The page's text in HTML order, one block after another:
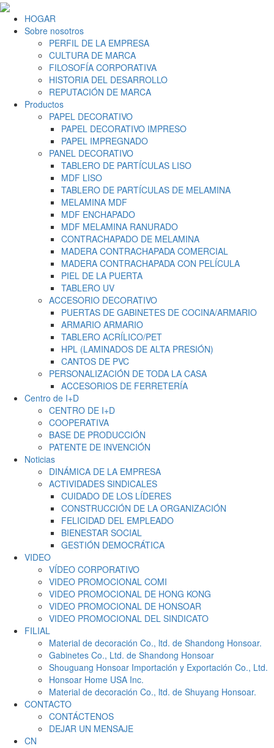
HOGAR
Sobre nosotros
PERFIL DE LA EMPRESA
CULTURA DE MARCA
FILOSOFÍA CORPORATIVA
HISTORIA DEL DESARROLLO
REPUTACIÓN DE MARCA
Productos
PAPEL DECORATIVO
PAPEL DECORATIVO IMPRESO
PAPEL IMPREGNADO
PANEL DECORATIVO
TABLERO DE PARTÍCULAS LISO
MDF LISO
TABLERO DE PARTÍCULAS DE MELAMINA
MELAMINA MDF
MDF ENCHAPADO
MDF MELAMINA RANURADO
CONTRACHAPADO DE MELAMINA
MADERA CONTRACHAPADA COMERCIAL
MADERA CONTRACHAPADA CON PELÍCULA
PIEL DE LA PUERTA
TABLERO UV
ACCESORIO DECORATIVO
PUERTAS DE GABINETES DE COCINA/ARMARIO
ARMARIO ARMARIO
TABLERO ACRÍLICO/PET
HPL (LAMINADOS DE ALTA PRESIÓN)
CANTOS DE PVC
PERSONALIZACIÓN DE TODA LA CASA
ACCESORIOS DE FERRETERÍA
Centro de I+D
CENTRO DE I+D
COOPERATIVA
BASE DE PRODUCCIÓN
PATENTE DE INVENCIÓN
Noticias
DINÁMICA DE LA EMPRESA
ACTIVIDADES SINDICALES
CUIDADO DE LOS LÍDERES
CONSTRUCCIÓN DE LA ORGANIZACIÓN
FELICIDAD DEL EMPLEADO
BIENESTAR SOCIAL
GESTIÓN DEMOCRÁTICA
VIDEO
VÍDEO CORPORATIVO
VIDEO PROMOCIONAL COMI
VIDEO PROMOCIONAL DE HONG KONG
VIDEO PROMOCIONAL DE HONSOAR
VIDEO PROMOCIONAL DEL SINDICATO
FILIAL
Material de decoración Co., ltd. de Shandong Honsoar.
Gabinetes Co., Ltd. de Shandong Honsoar
Shouguang Honsoar Importación y Exportación Co., Ltd.
Honsoar Home USA Inc.
Material de decoración Co., ltd. de Shuyang Honsoar.
CONTACTO
CONTÁCTENOS
DEJAR UN MENSAJE
CN